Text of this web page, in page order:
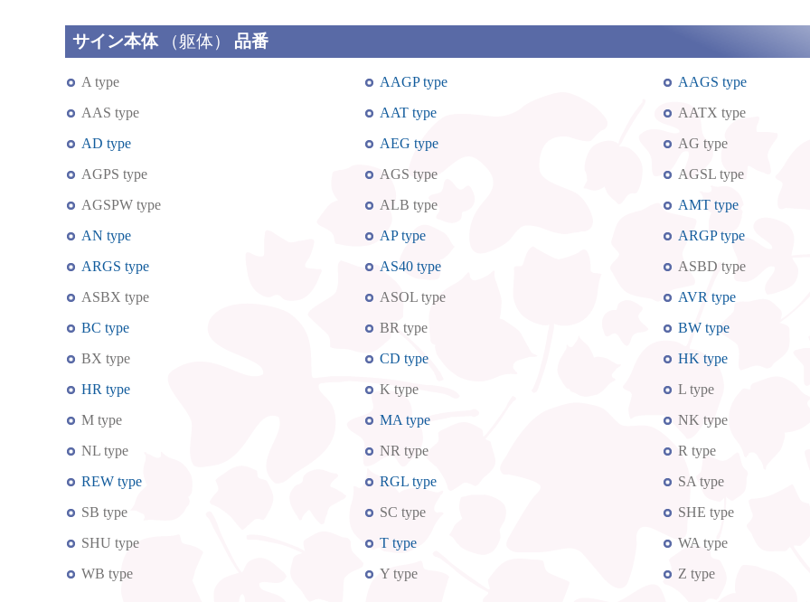
サイン本体 （躯体） 品番
A type AAGP type
AAGS type
AAS type
AAT type
AATX type
AD type
AEG type
AG type
AGPS type
AGS type
AGSL type
AGSPW type
ALB type
AMT type
AN type
AP type
ARGP type
ARGS type
AS40 type
ASBD type
ASBX type
ASOL type
AVR type
BC type
BR type
BW type
BX type
CD type
HK type
HR type
K type
L type
M type
MA type
NK type
NL type
NR type
R type
REW type
RGL type
SA type
SB type
SC type
SHE type
SHU type
T type
WA type
WB type
Y type Z type